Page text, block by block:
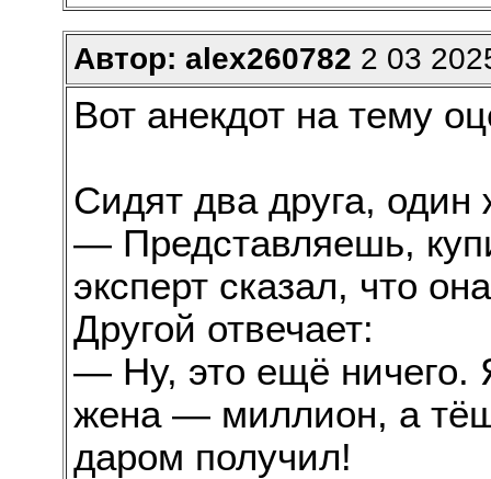
Автор: alex260782 2 03
Вот анекдот на тему
Сидят два друга, один
— Представляешь,
эксперт сказал, что
Другой отвечает:
— Ну, это ещё ничего.
жена — миллион, а
даром получил!